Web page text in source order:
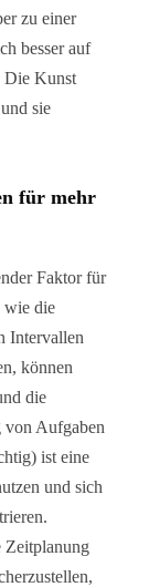
zu einer
besser auf
Die Kunst
sie
für mehr
Faktor für
wie die
Intervallen
können
die
von Aufgaben
ist eine
und sich
Zeitplanung